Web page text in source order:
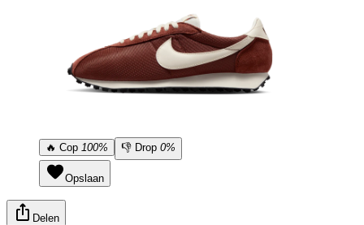
🔥 Cop 100% 👎 Drop 0%
Opslaan
Delen